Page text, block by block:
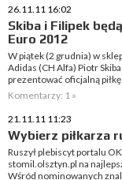
26.11.11 16:02
Skiba i Filipek
Euro 2012
W piątek (2 grudnia) w
Adidas (CH Alfa) Piotr
prezentować oficjalną
Komentarzy: 1 »
21.11.11 11:23
Wybierz piłkarza
Ruszył plebiscyt portalu
stomil.olsztyn.pl na
Wśród nominowanych